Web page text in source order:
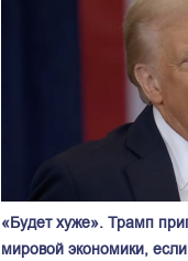
«Будет хуже». Трамп
мировой экономики,